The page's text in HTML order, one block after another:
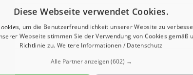
Gehalt
Diese Webseite verwendet Cookies.
um die Benutzerfreundlichkeit unserer Website zu
Webseite stimmen Sie der Verwendung von Cookies gemäß
Richtlinie zu. Weitere Informationen / Datenschutz
Alle Partner anzeigen(602) →